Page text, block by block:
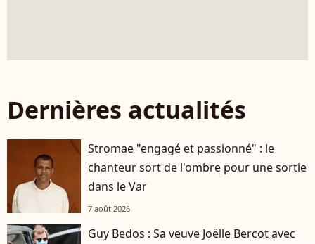
Dernières actualités
Stromae "engagé et passionné" : le
chanteur sort de l'ombre pour une sortie
dans le Var
7 août 2026
Guy Bedos : Sa veuve Joëlle Bercot avec